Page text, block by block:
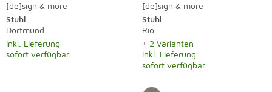
[de]sign & more
Stuhl
Dortmund
inkl. Lieferung
sofort verfügbar
[de]sign & more
Stuhl
Rio
+ 2 Varianten
inkl. Lieferung
sofort verfügbar